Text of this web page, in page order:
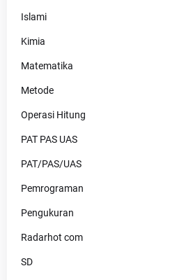
Islami
Kimia
Matematika
Metode
Operasi Hitung
PAT PAS UAS
PAT/PAS/UAS
Pemrograman
Pengukuran
Radarhot com
SD